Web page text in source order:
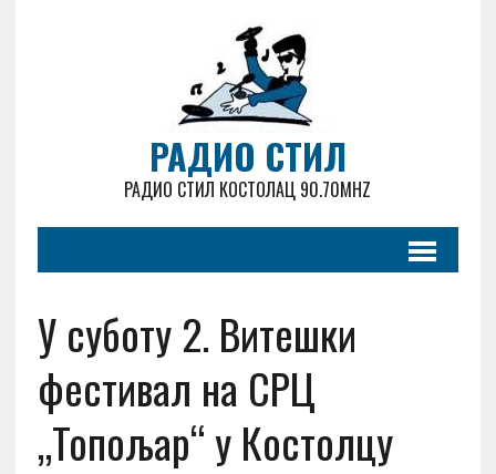
РАДИО СТИЛ
РАДИО СТИЛ КОСТОЛАЦ 90.70MHZ
У суботу 2. Витешки
фестивал на СРЦ
„Топољар“ у Костолцу